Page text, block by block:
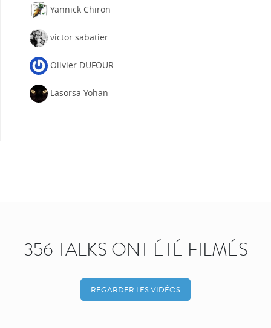
Yannick Chiron
victor sabatier
Olivier DUFOUR
Lasorsa Yohan
356 TALKS ONT ÉTÉ FILMÉS
REGARDER LES VIDÉOS